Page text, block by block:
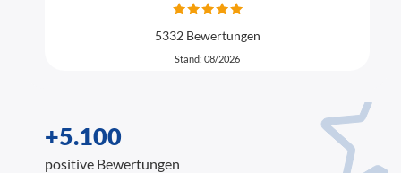
5332 Bewertungen
Stand: 08/2026
+5.100
positive Bewertungen